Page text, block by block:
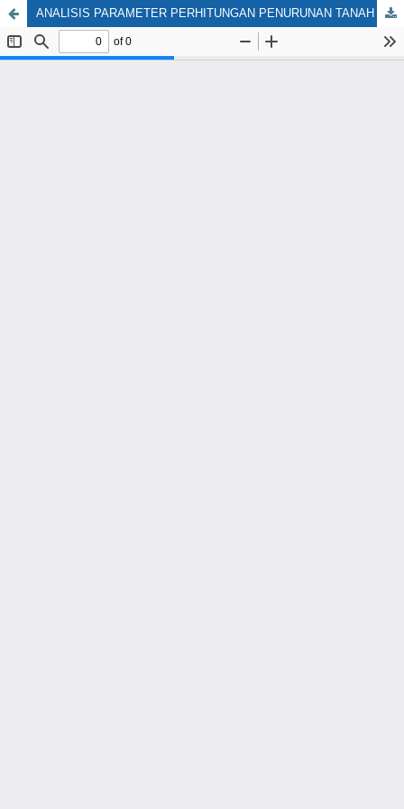
ANALISIS PARAMETER PERHITUNGAN PENURUNAN TANAH LUNAK HASIL UJI LABORATORIUM DENGAN LAPANGAN